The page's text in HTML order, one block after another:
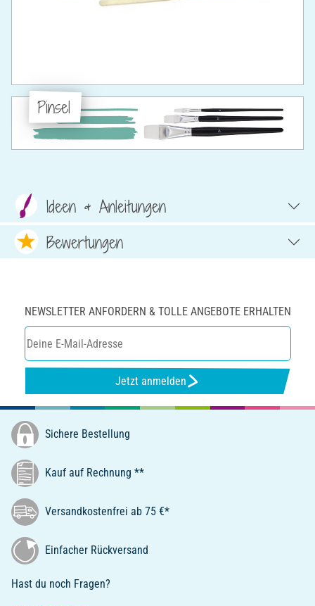
Pinsel
Ideen & Anleitungen
Bewertungen
NEWSLETTER ANFORDERN & TOLLE ANGEBOTE ERHALTEN
Jetzt anmelden
Sichere Bestellung
Kauf auf Rechnung **
Versandkostenfrei ab 75 €*
Einfacher Rückversand
Hast du noch Fragen?